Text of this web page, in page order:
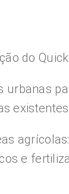
do
urbanas
e